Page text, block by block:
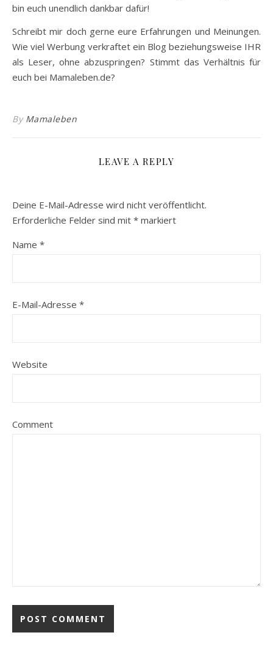
bin euch unendlich dankbar dafür!
Schreibt mir doch gerne eure Erfahrungen und Meinungen.
Wie viel Werbung verkraftet ein Blog beziehungsweise IHR
als Leser, ohne abzuspringen? Stimmt das Verhältnis für
euch bei Mamaleben.de?
By Mamaleben
LEAVE A REPLY
Deine E-Mail-Adresse wird nicht veröffentlicht.
Erforderliche Felder sind mit * markiert
Name *
E-Mail-Adresse *
Website
Comment